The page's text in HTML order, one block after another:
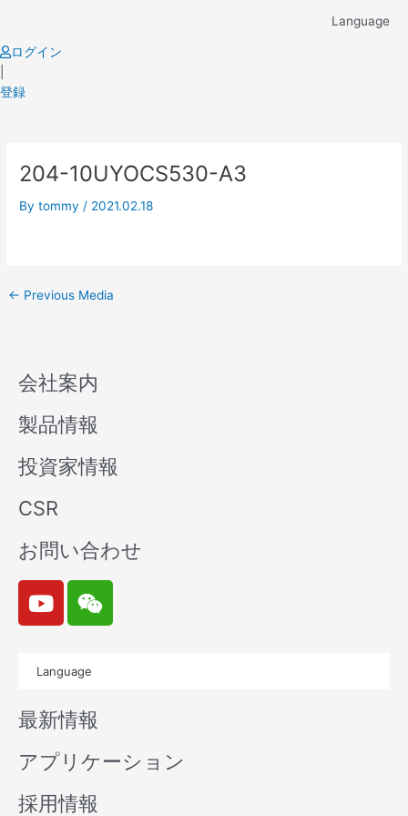
content
Language
ログイン
登録
204-10UYOCS530-A3
Bytommy / 2021.02.18
navigation
← Previous Media
会社案内
製品情報
投資家情報
CSR
お問い合わせ
Y
o
u
b
e
W
e
i
n
Language
最新情報
アプリケーション
採用情報